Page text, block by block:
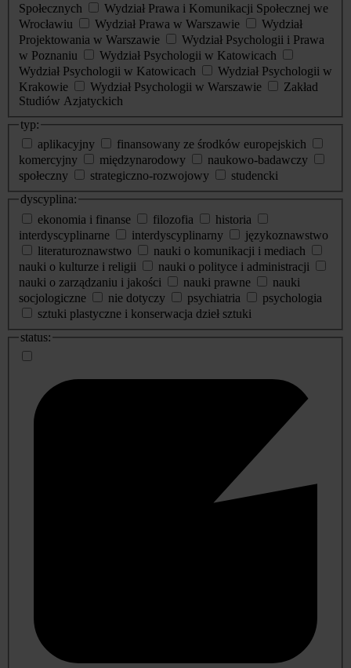
Społecznych
Wydział Prawa i Komunikacji Społecznej we
Wrocławiu
Wydział Prawa w Warszawie
Wydział
Projektowania w Warszawie
Wydział Psychologii i Prawa
w Poznaniu
Wydział Psychologii w Katowicach
Wydział Psychologii w Katowicach
Wydział Psychologii w
Krakowie
Wydział Psychologii w Warszawie
Zakład
Studiów Azjatyckich
typ:
aplikacyjny
finansowany ze środków europejskich
komercyjny
międzynarodowy
naukowo-badawczy
społeczny
strategiczno-rozwojowy
studencki
dyscyplina:
ekonomia i finanse
filozofia
historia
interdyscyplinarne
interdyscyplinarny
językoznawstwo
literaturoznawstwo
nauki o komunikacji i mediach
nauki o kulturze i religii
nauki o polityce i administracji
nauki o zarządzaniu i jakości
nauki prawne
nauki
socjologiczne
nie dotyczy psychiatria
psychologia
sztuki plastyczne i konserwacja dzieł sztuki
status: